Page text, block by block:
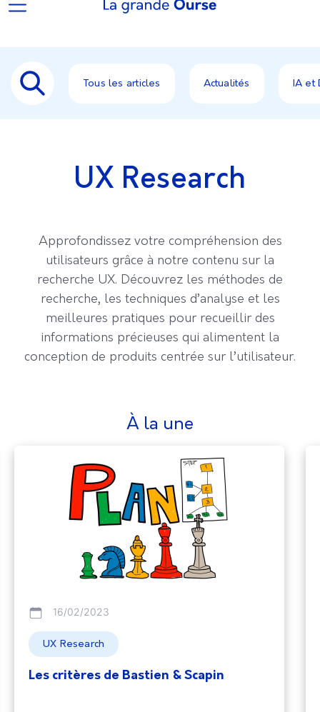
Tous les articles Actualités IA et
UX Research
Approfondissez votre compréhension des
utilisateurs grâce à notre contenu sur la
recherche UX. Découvrez les méthodes de
recherche, les techniques d’analyse et les
meilleures pratiques pour recueillir des
informations précieuses qui alimentent la
conception de produits centrée sur l’utilisateur.
à la une
16/02/2023
UX Research
Les critères de Bastien & Scapin